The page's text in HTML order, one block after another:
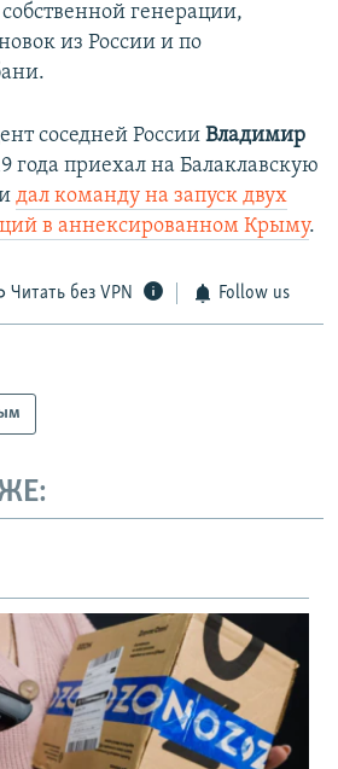
генерации,
из России и по
соседней России Владимир
года приехал на Балаклавскую
дал команду на запуск двух
в аннексированном Крыму.
Читать без VPN Follow us